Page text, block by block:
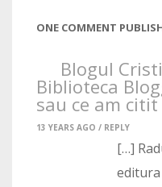
ONE COMMENT
Blogul
Biblioteca
sau ce am
13 YEARS AGO / REPLY
[…]
editura